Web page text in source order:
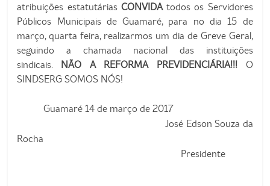
atribuições estatutárias CONVIDAtodos os Servidores
Públicos Municipais de Guamaré, para no dia 15 de
março, quarta feira, realizarmos um dia de Greve Geral,
seguindo a chamada nacional das instituições
sindicais. NÃO A REFORMA PREVIDENCIÁRIA!!!O
SINDSERG SOMOS NÓS!
Guamaré 14 de março de 2017
José Edson Souza da
Rocha
Presidente